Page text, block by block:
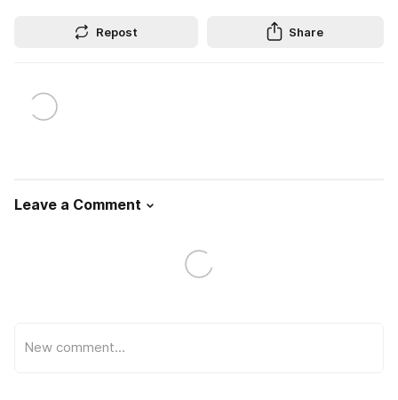
Repost Share
Leave a Comment